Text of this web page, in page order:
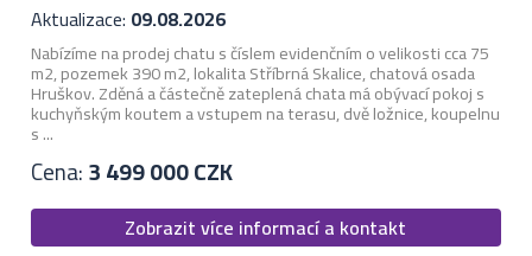
Aktualizace: 09.08.2026
Nabízíme na prodej chatu s číslem evidenčním o velikosti cca 75
m2, pozemek 390 m2, lokalita Stříbrná Skalice, chatová osada
Hruškov. Zděná a částečně zateplená chata má obývací pokoj s
kuchyňským koutem a vstupem na terasu, dvě ložnice, koupelnu
s ...
Cena:3 499 000 CZK
Zobrazit více informací a kontakt